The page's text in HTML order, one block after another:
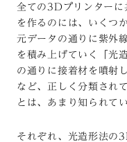
全ての3Dプリンターに
を作るのには、いくつ
元データの通りに紫外
を積み上げていく「光
の通りに接着材を噴射
など、正しく分類され
とは、あまり知られて
それぞれ、光造形法の